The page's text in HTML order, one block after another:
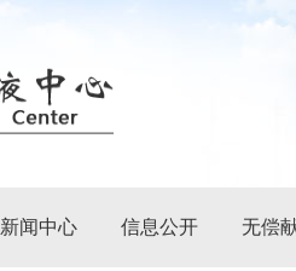
新闻中心 信息公开 无偿